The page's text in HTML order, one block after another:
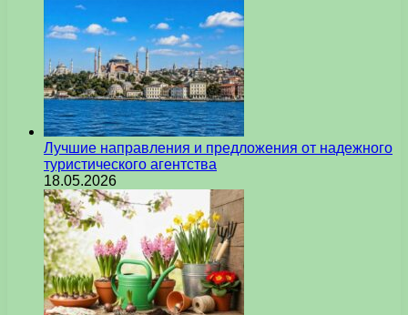
Лучшие направления и предложения от надежного
туристического агентства
18.05.2026